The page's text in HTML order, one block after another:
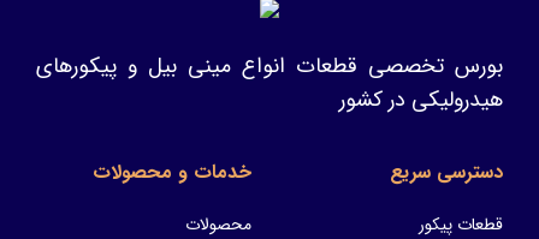
بورس تخصصی قطعات انواع مینی بیل و پیکورهای
هیدرولیکی در کشور
دسترسی سریع
قطعات پیکور
خدمات و محصولات
محصولات